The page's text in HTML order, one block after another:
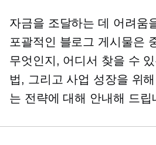
자금을 조달하는 데 어려움
포괄적인 블로그 게시물은
무엇인지, 어디서 찾을 수
법, 그리고 사업 성장을 위
는 전략에 대해 안내해 드립